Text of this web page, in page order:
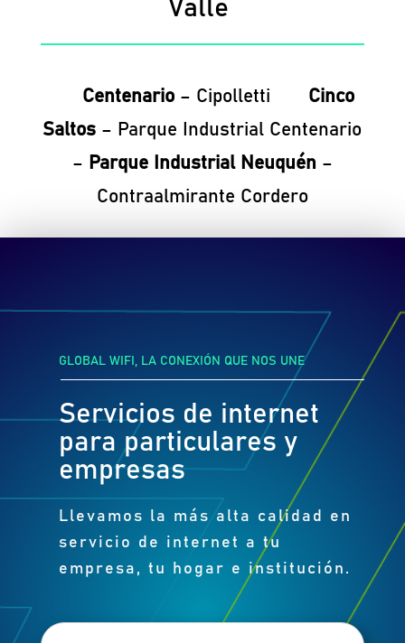
Valle
Centenario – Cipolletti
Cinco
Saltos – Parque Industrial Centenario
– Parque Industrial Neuquén –
Contraalmirante Cordero
GLOBAL WIFI, LA CONEXIÓN QUE NOS UNE
Servicios de internet
para particulares y
empresas
Llevamos la más alta calidad en
servicio de internet a tu
empresa, tu hogar e institución.